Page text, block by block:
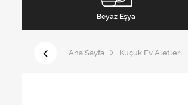
Beyaz Eşya
Ana Sayfa Küçük Ev Aletleri